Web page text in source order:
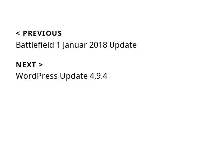
< PREVIOUS
Battlefield 1 Januar 2018 Update
NEXT >
WordPress Update 4.9.4